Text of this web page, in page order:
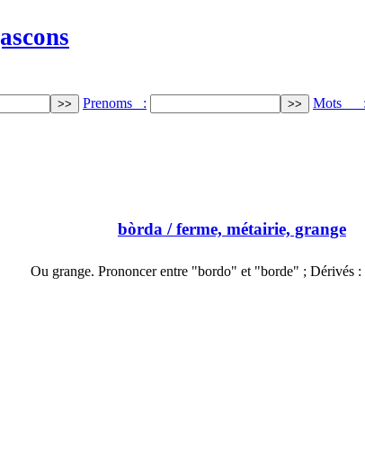
Prenoms : Mots :
bòrda / ferme, métairie, grange
Ou grange. Prononcer entre "bordo" et "borde" ; Dérivés